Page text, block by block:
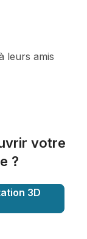
leurs amis
votre
?
3D